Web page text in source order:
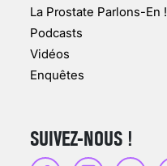
La Prostate Parlons-En !
Podcasts
Vidéos
Enquêtes
SUIVEZ-NOUS !